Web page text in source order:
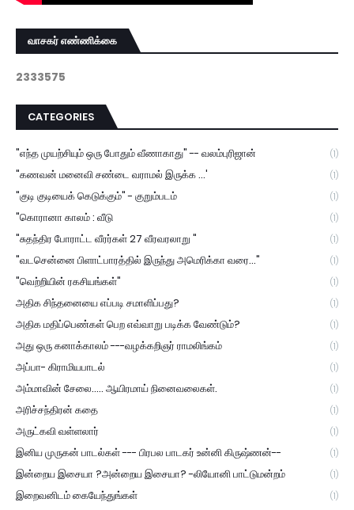
வாசகர் எண்ணிக்கை
2333575
CATEGORIES
"எந்த முயற்சியும் ஒரு போதும் வீணாகாது" -- வலம்புரிஜான் (1)
"கணவன் மனைவி சண்டை வராமல் இருக்க ...' (1)
"குடி குடியைக் கெடுக்கும்" - குறும்படம் (1)
"கொரானா காலம் : வீடு (1)
"சுதந்திர போராட்ட வீரர்கள் 27 வீரவரலாறு " (1)
"வடசென்னை பிளாட்பாரத்தில் இருந்து அமெரிக்கா வரை..." (1)
"வெற்றியின் ரகசியங்கள்" (1)
அதிக சிந்தனையை எப்படி சமாளிப்பது? (1)
அதிக மதிப்பெண்கள் பெற எவ்வாறு படிக்க வேண்டும்? (1)
அது ஒரு கனாக்காலம் ---வழக்கறிஞர் ராமலிங்கம் (1)
அப்பா- கிராமியபாடல் (1)
அம்மாவின் சேலை..... ஆயிரமாய் நினைவலைகள். (1)
அரிச்சந்திரன் கதை (1)
அருட்கவி வள்ளலார் (1)
இனிய முருகன் பாடல்கள் --- பிரபல பாடகர் உன்னி கிருஷ்ணன்-- (1)
இன்றைய இசையா ?அன்றைய இசையா? -லியோனி பாட்டுமன்றம் (1)
இறைவனிடம் கையேந்துங்கள் (1)